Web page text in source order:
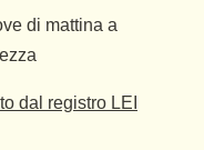
di mattina a
dal registro LEI